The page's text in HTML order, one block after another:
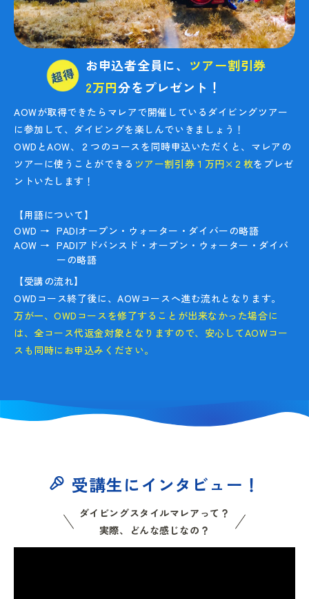
お申込者全員に、 ツアー割引券
2万円分をプレゼント！
AOWが取得できたらマレアで開催しているダイビングツアー
に参加して、ダイビングを楽しんでいきましょう！
OWDとAOW、２つのコースを同時申込いただくと、マレアの
ツアーに使うことができる ツアー割引券１万円×２枚をプレゼ
ントいたします！
【用語について】
OWD → PADIオープン・ウォーター・ダイバーの略語
AOW → PADIアドバンスド・オープン・ウォーター・ダイバ
ーの略語
【受講の流れ】
OWDコース終了後に、AOWコースへ進む流れとなります。
万が一、OWDコースを修了することが出来なかった場合に
は、全コース代返金対象となりますので、安心してAOWコー
スも同時にお申込みください。
受講生にインタビュー！
ダイビングスタイルマレアって？
実際、どんな感じなの？